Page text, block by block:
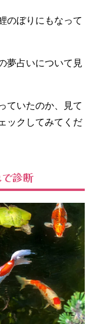
のぼりにもなって
夢占いについて見
ていたのか、見て
ックしてみてくだ
診断